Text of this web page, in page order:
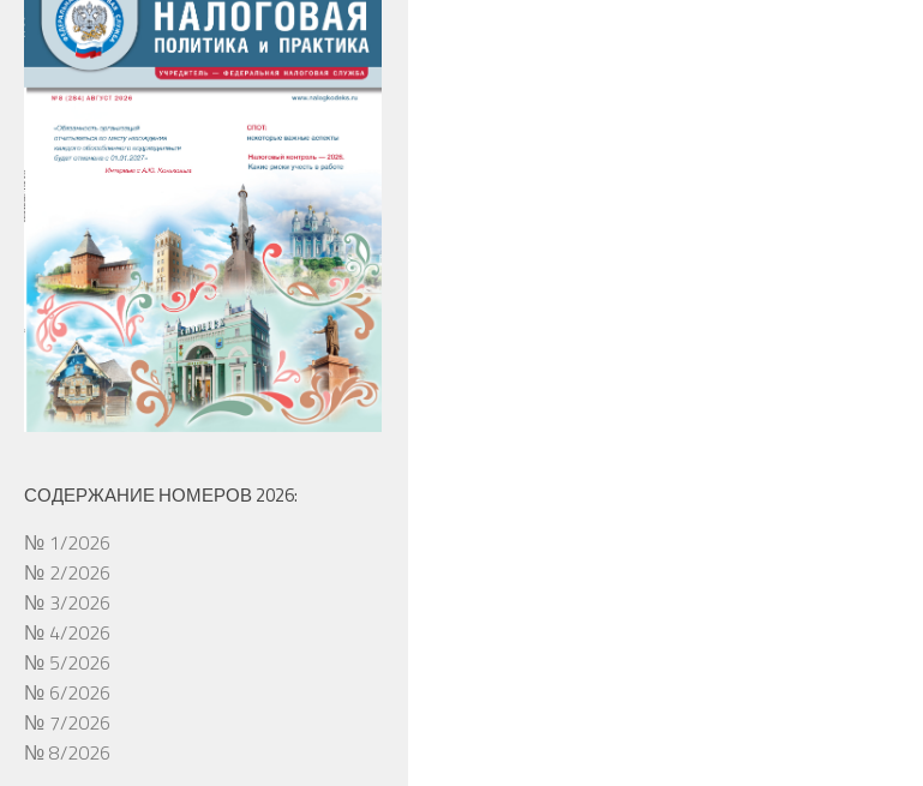
СОДЕРЖАНИЕ НОМЕРОВ 2026:
№ 1/2026
№ 2/2026
№ 3/2026
№ 4/2026
№ 5/2026
№ 6/2026
№ 7/2026
№ 8/2026